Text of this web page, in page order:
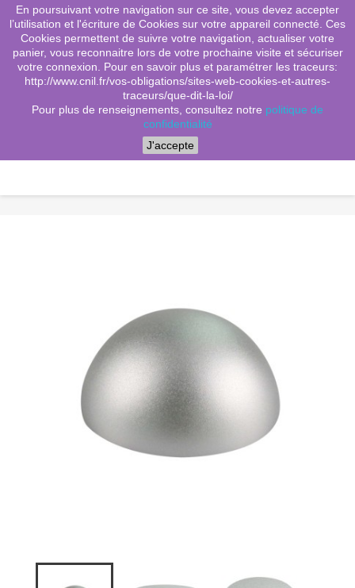
shopping_cart (0)

search
Menu
En poursuivant votre navigation sur ce site, vous devez accepter
l’utilisation et l'écriture de Cookies sur votre appareil connecté. Ces
Cookies permettent de suivre votre navigation, actualiser votre
panier, vous reconnaitre lors de votre prochaine visite et sécuriser
votre connexion. Pour en savoir plus et paramétrer les traceurs:
http://www.cnil.fr/vos-obligations/sites-web-cookies-et-autres-
traceurs/que-dit-la-loi/
Pour plus de renseignements, consultez notre politique de
confidentialité
J'accepte